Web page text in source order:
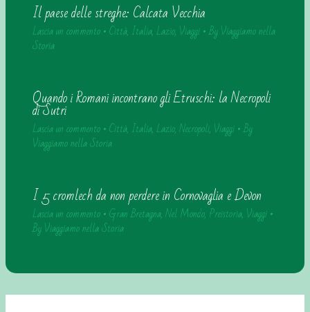
Il paese delle streghe: Calcata Vecchia
Lascia un commento•Città, Italia,Lazio, Viaggi• ByViaggiamo nella
Storia
Quando i Romani incontrano gli Etruschi: la Necropoli
di Sutri
Lascia un commento•Città, Italia,Lazio,Necropoli, Viaggi• By
Viaggiamo nella Storia
I 5 cromlech da non perdere in Cornovaglia e Devon
Lascia un commento•Gran Bretagna,Nel Mondo, Preistoria, Viaggi•
ByViaggiamo nella Storia